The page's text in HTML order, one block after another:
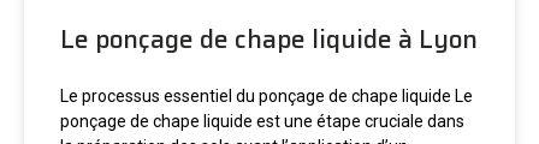
Le ponçage de chape liquide à Lyon
Le processus essentiel du ponçage de chape liquide Le
ponçage de chape liquide est une étape cruciale dans